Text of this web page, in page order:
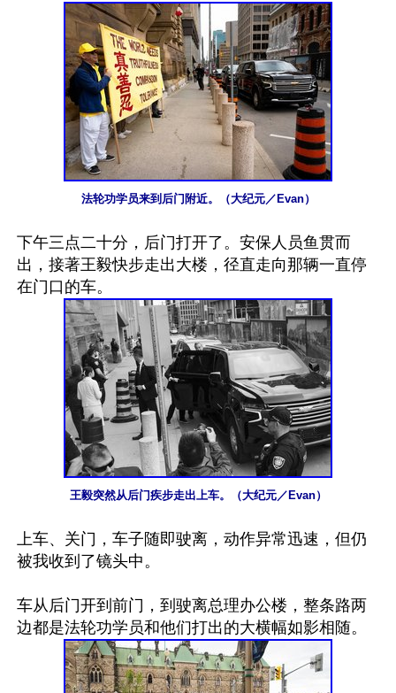
法轮功学员来到后门附近。（大纪元／Evan）
下午三点二十分，后门打开了。安保人员鱼贯而
出，接著王毅快步走出大楼，径直走向那辆一直停
王毅突然从后门疾步走出上车。（大纪元／Evan）
上车、关门，车子随即驶离，动作异常迅速，但仍
被我收到了镜头中。
车从后门开到前门，到驶离总理办公楼，整条路两